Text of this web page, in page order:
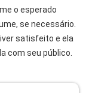
o esperado
se necessário.
satisfeito e ela
com seu público.